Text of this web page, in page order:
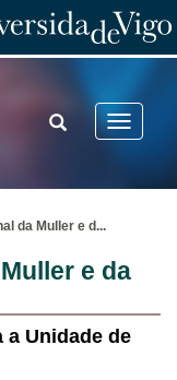
Toggle
TOGGLE
SEARCH
da Muller e d...
e da
a Unidade de